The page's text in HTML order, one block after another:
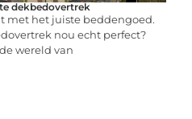
dekbedovertrek
met het juiste beddengoed.
nou echt perfect?
wereld van